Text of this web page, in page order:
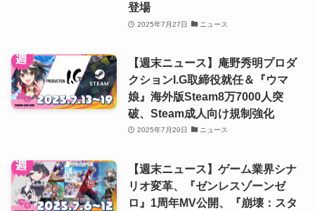
登場
2025年7月27日 ニュース
【週末ニュース】庵野秀明プロダ
クションI.G取締役就任＆『ウマ
娘』海外版Steam8万7000人突
破、Steam成人向け規制強化
2025年7月20日 ニュース
【週末ニュース】ゲーム業界シナ
リオ変革、『ゼンレスゾーンゼ
ロ』1周年MV公開、『崩壊：スタ